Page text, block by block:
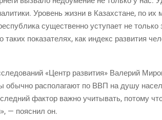
Уро­вень жиз­ни в Казах­стане, по их
суще­ствен­но усту­па­ет не
пока­за­те­лях, как индекс раз­ви­тия
«Центр раз­ви­тия» Вале­рий
рас­по­ла­га­ют по ВВП на душу
фак­тор важ­но учи­ты­вать, пото­му
— пояс­нил он.